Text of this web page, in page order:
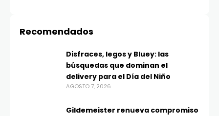
Recomendados
Disfraces, legos y Bluey: las
búsquedas que dominan el
delivery para el Día del Niño
AGOSTO 7, 2026
Gildemeister renueva compromiso